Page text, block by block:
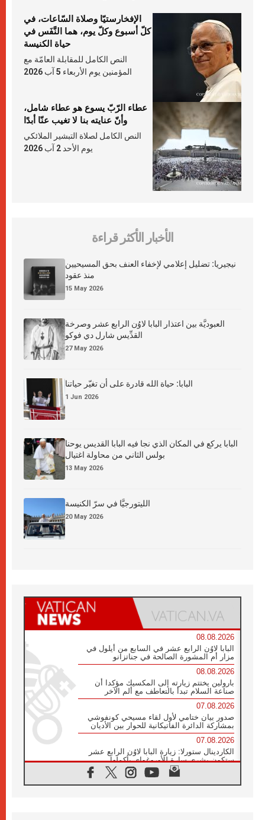
الإفخارستيّا وصلاة السّاعات، في
كلّ أسبوع وكلّ يوم، هما النَّفَس في
حياة الكنيسة
النص الكامل للمقابلة العامّة مع
المؤمنين يوم الأربعاء 5 آب 2026
عطاء الرّبّ يسوع هو عطاء شامل،
وأنّ عنايته بنا لا تغيب عنّا أبدًا
النص الكامل لصلاة التبشير الملائكي
يوم الأحد 2 آب 2026
الأخبار الأكثر قراءة
نيجيريا: تضليل إعلامي لإخفاء العنف بحق المسيحيين
منذ عقود
15 May 2026
العبوديَّة بين اعتذار البابا لاوُن الرابع عشر وصرخة
القدِّيس شارل دي فوكو
27 May 2026
البابا: حياة الله قادرة على أن تغيّر حياتنا
1 Jun 2026
البابا يركع في المكان الذي نجا فيه البابا القديس يوحنا
بولس الثاني من محاولة اغتيال
13 May 2026
الليتورجيَّا في سرّ الكنيسة
20 May 2026
08.08.2026
البابا لاوُن الرابع عشر في السابع من أيلول في
مزار أم المشورة الصالحة في جناتزانو
08.08.2026
بارولين يختتم زيارته إلى المكسيك مؤكدا أن
صناعة السلام تبدأ بالتعاطف مع ألم الآخر
07.08.2026
صدور بيان ختامي لأول لقاء مسيحي كونفوشي
بمشاركة الدائرة الفاتيكانية للحوار بين الأديان
07.08.2026
الكاردينال ستورلا: زيارة البابا لاوُن الرابع عشر
ستكون بشرى سارة للأوروغواي بأكملها
الفاتيكان يعلن برنامج الزيارة الرسولية للبابا لاوُن